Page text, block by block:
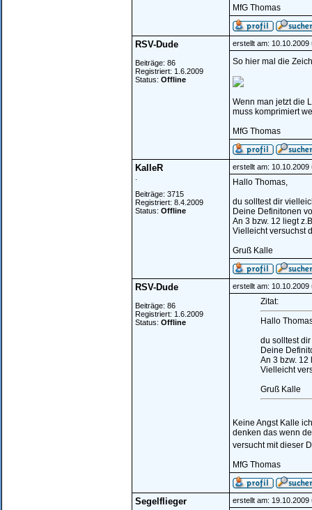
MfG Thomas
RSV-Dude
Beiträge: 86
Registriert: 1.6.2009
Status: Offline
erstellt am: 10.10.2009
So hier mal die
Wenn man jetzt die
muss komprimiert
MfG Thomas
KalleR
Beiträge: 3715
Registriert: 8.4.2009
Status: Offline
erstellt am: 10.10.2009
Hallo Thomas,
du solltest dir
Deine Definitonen
An 3 bzw. 12 liegt
Vielleicht versuchst
Gruß Kalle
RSV-Dude
Beiträge: 86
Registriert: 1.6.2009
Status: Offline
erstellt am: 10.10.2009
Zitat:
Hallo
du solltest
Deine
An 3 bzw. 12
Vielleicht
Gruß Kalle
Keine Angst Kalle
denken das wenn
versucht mit dieser
MfG Thomas
Segelflieger erstellt am: 19.10.2009